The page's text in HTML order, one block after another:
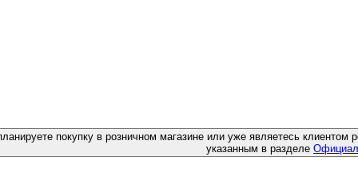
покупку в розничном магазине или уже являетесь
указанным в разделе